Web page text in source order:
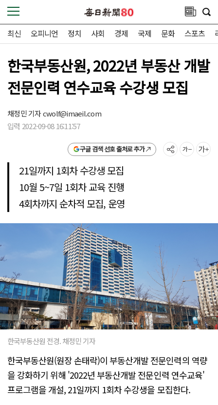
최신 오피니언 정치 사회 경제 국제 문화 스포츠
한국부동산원, 2022년 부동산 개발
전문인력 연수교육 수강생 모집
채정민 기자cwolf@imaeil.com
입력 2022-09-08 16:11:57
구글 검색 선호 출처로 추가
21일까지 1회차 수강생 모집
10월 5~7일 1회차 교육 진행
4회차까지 순차적 모집, 운영
한국부동산원 전경. 채정민 기자
한국부동산원(원장 손태락)이 부동산개발 전문인력의 역량
을 강화하기 위해 '2022년 부동산개발 전문인력 연수교육'
프로그램을 개설, 21일까지 1회차 수강생을 모집한다.